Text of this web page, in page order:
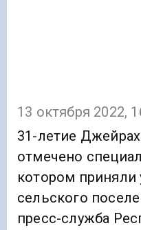
13 октября 2022,
31-летие
отмечено
котором приняли
сельского
пресс-служба